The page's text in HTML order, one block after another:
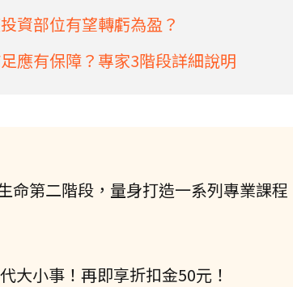
資部位有望轉虧為盈？
應有保障？專家3階段詳細說明
第二階段，量身打造一系列專業課程
大小事！再即享折扣金50元！